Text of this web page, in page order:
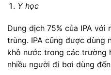
Y học
Dung dịch 75% của IPA
trùng. IPA cũng được dùng
khô nước trong các trường
nhiều người đi bơi dùng